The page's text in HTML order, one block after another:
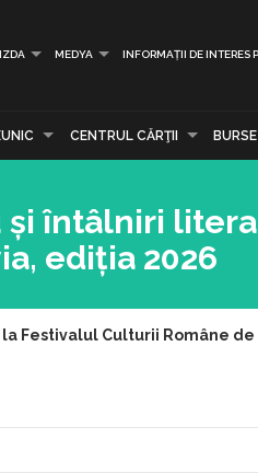
MEDYA INFORMAȚII DE INTERES
CENTRUL CĂRŢII BURSE
și întâlniri
ediția 2026
Festivalul Culturii Române de